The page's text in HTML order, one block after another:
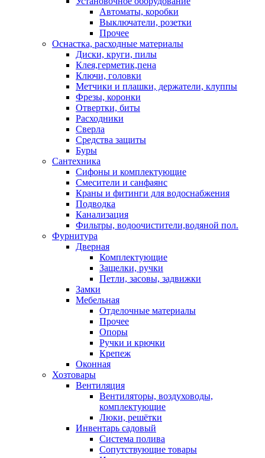
Автоматы, коробки
Выключатели, розетки
Прочее
Оснастка, расходные материалы
Диски, круги, пилы
Клея,герметик,пена
Ключи, головки
Метчики и плашки, держатели, клуппы
Фрезы, коронки
Отвертки, биты
Расходники
Сверла
Средства защиты
Буры
Сантехника
Сифоны и комплектующие
Смесители и санфаянс
Краны и фитинги для водоснабжения
Подводка
Канализация
Фильтры, водоочистители,водяной пол.
Фурнитура
Дверная
Комплектующие
Защелки, ручки
Петли, засовы, задвижки
Замки
Мебельная
Отделочные материалы
Прочее
Опоры
Ручки и крючки
Крепеж
Оконная
Хозтовары
Вентиляция
Вентиляторы, воздуховоды,
комплектующие
Люки, решётки
Инвентарь садовый
Система полива
Сопутствующие товары